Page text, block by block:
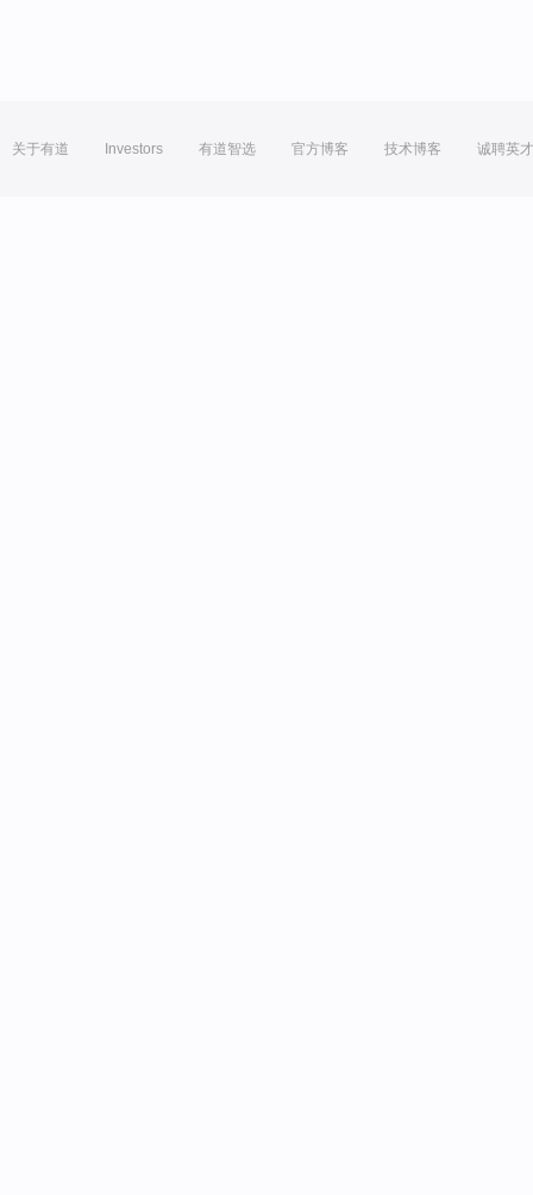
关于有道 Investors 有道智选 官方博客 技术博客 诚聘英才